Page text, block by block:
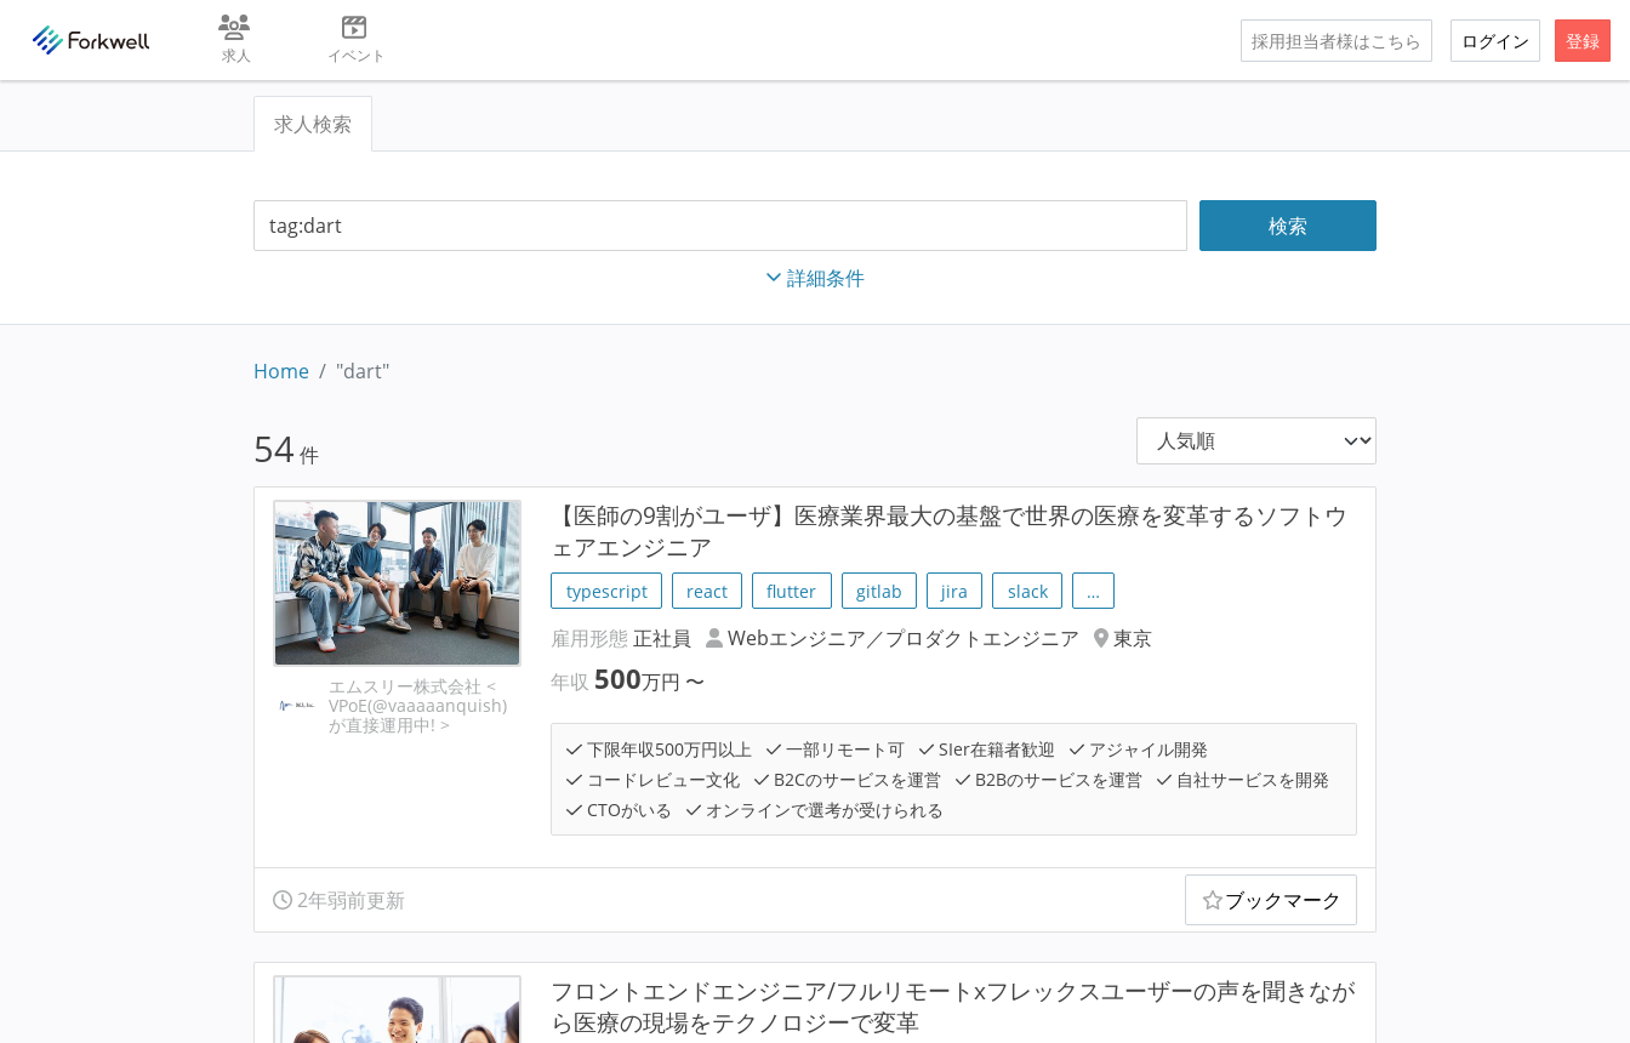
求人 イベント
採用担当者様はこちら ログイン 登録
求人検索
詳細条件
Home "dart"
54 件
エムスリー株式会社 <
VPoE(@vaaaaanquish)
が直接運用中! >
【医師の9割がユーザ】医療業界最大の基盤で世界の医療を変革するソフトウ
ェアエンジニア
typescript react flutter gitlab jira slack …
雇用形態 正社員 Webエンジニア／プロダクトエンジニア
東京
年収 500万円 〜
下限年収500万円以上 一部リモート可 SIer在籍者歓迎
アジャイル開発
コードレビュー文化
B2Cのサービスを運営 B2Bのサービスを運営
自社サービスを開発
CTOがいる
オンラインで選考が受けられる
2年弱前更新 ブックマーク
フロントエンドエンジニア/フルリモートxフレックスユーザーの声を聞きなが
ら医療の現場をテクノロジーで変革